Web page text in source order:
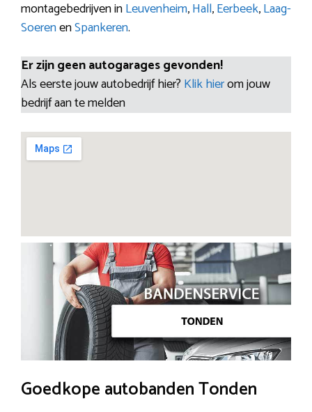
montagebedrijven inLeuvenheim,Hall,Eerbeek,Laag-
SoerenenSpankeren.
Er zijn geen autogarages gevonden!
Als eerste jouw autobedrijf hier? Klik hierom jouw
bedrijf aan te melden
Goedkope autobanden Tonden